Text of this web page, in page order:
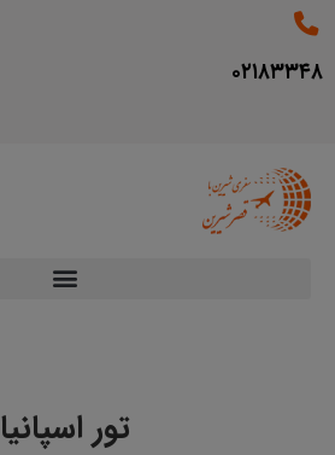
۰۲۱۸۳۳۴۸
تور اسپانیا